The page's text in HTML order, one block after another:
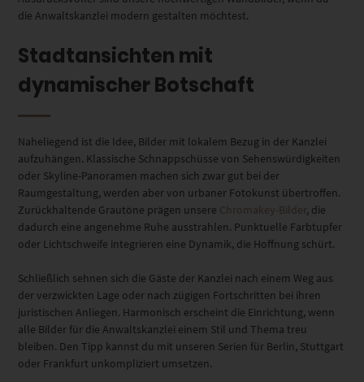
die Anwaltskanzlei modern gestalten möchtest.
Stadtansichten mit
dynamischer Botschaft
Naheliegend ist die Idee, Bilder mit lokalem Bezug in der Kanzlei
aufzuhängen. Klassische Schnappschüsse von Sehenswürdigkeiten
oder Skyline-Panoramen machen sich zwar gut bei der
Raumgestaltung, werden aber von urbaner Fotokunst übertroffen.
Zurückhaltende Grautöne prägen unsere Chromakey-Bilder, die
dadurch eine angenehme Ruhe ausstrahlen. Punktuelle Farbtupfer
oder Lichtschweife integrieren eine Dynamik, die Hoffnung schürt.
Schließlich sehnen sich die Gäste der Kanzlei nach einem Weg aus
der verzwickten Lage oder nach zügigen Fortschritten bei ihren
juristischen Anliegen. Harmonisch erscheint die Einrichtung, wenn
alle Bilder für die Anwaltskanzlei einem Stil und Thema treu
bleiben. Den Tipp kannst du mit unseren Serien für Berlin, Stuttgart
oder Frankfurt unkompliziert umsetzen.